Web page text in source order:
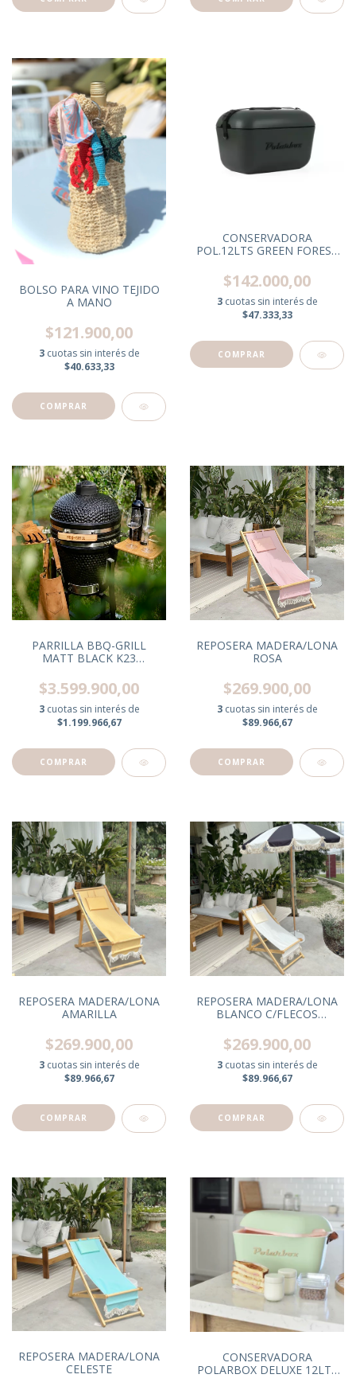
BOLSO PARA VINO TEJIDO
A MANO
$121.900,00
3 cuotas sin interés de
$40.633,33
CONSERVADORA
POL.12LTS GREEN FOREST
$142.000,00
3 cuotas sin interés de
$47.333,33
PARRILLA BBQ-GRILL
MATT BLACK K23
$3.599.900,00
3 cuotas sin interés de
$1.199.966,67
REPOSERA MADERA/LONA
ROSA
$269.900,00
3 cuotas sin interés de
$89.966,67
REPOSERA MADERA/LONA
AMARILLA
$269.900,00
3 cuotas sin interés de
$89.966,67
REPOSERA MADERA/LONA
BLANCO C/FLECOS
$269.900,00
3 cuotas sin interés de
$89.966,67
REPOSERA MADERA/LONA
CELESTE
CONSERVADORA
POLARBOX DELUXE 12LTS